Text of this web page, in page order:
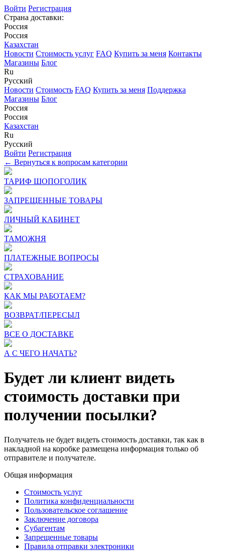
Войти Регистрация
Страна доставки:
Россия
Россия
Казахстан
Новости Стоимость услуг FAQ Купить за меня Контакты
Магазины Блог
Ru
Русский
Новости Стоимость FAQ Купить за меня Поддержка
Магазины Блог
Россия
Россия
Казахстан
Ru
Русский
Войти Регистрация
← Вернуться к вопросам категории
ТАРИФ ШОПОГОЛИК
ЗАПРЕЩЕННЫЕ ТОВАРЫ
ЛИЧНЫЙ КАБИНЕТ
ТАМОЖНЯ
ПЛАТЕЖНЫЕ ВОПРОСЫ
СТРАХОВАНИЕ
КАК МЫ РАБОТАЕМ?
ВОЗВРАТ/ПЕРЕСЫЛ
ВСЕ О ДОСТАВКЕ
А С ЧЕГО НАЧАТЬ?
Будет ли клиент видеть
стоимость доставки при
получении посылки?
Получатель не будет видеть стоимость доставки, так как в
накладной на коробке размещена информация только об
отправителе и получателе.
Общая информация
Стоимость услуг
Политика конфиденциальности
Пользовательское соглашение
Заключение договора
Субагентам
Запрещенные товары
Правила отправки электроники